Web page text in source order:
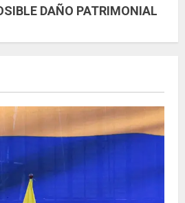
DAÑO PATRIMONIAL